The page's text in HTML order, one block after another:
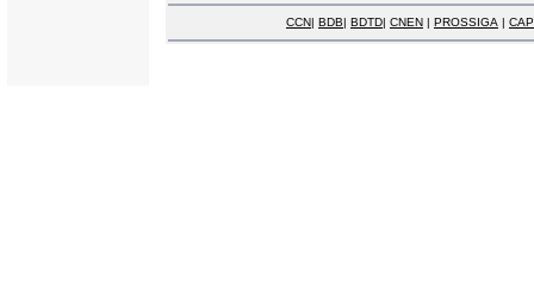
CCN| BDB| BDTD| CNEN | PROSSIGA |